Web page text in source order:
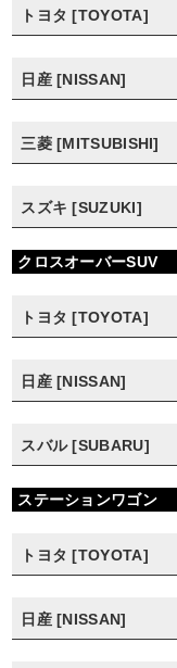
トヨタ [TOYOTA]
日産 [NISSAN]
三菱 [MITSUBISHI]
スズキ [SUZUKI]
クロスオーバーSUV
トヨタ [TOYOTA]
日産 [NISSAN]
スバル [SUBARU]
ステーションワゴン
トヨタ [TOYOTA]
日産 [NISSAN]